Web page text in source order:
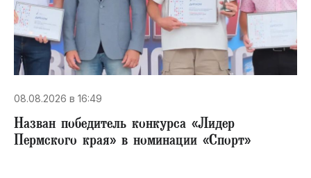
08.08.2026 в 16:49
Назван победитель конкурса «Лидер
Пермского края» в номинации «Спорт»